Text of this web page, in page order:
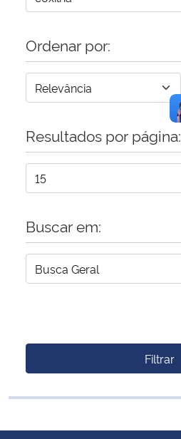
Planalto
Ordenar por:
Resultados por página:
Buscar em:
Filtrar